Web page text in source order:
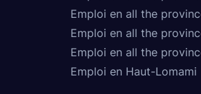
Emploi en all the
Emploi en all the
Emploi en all the
Emploi en Haut-Lomami